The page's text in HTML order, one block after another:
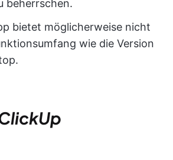
beherrschen.
bietet möglicherweise nicht
wie die Version